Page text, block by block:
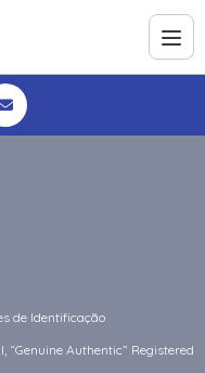
de Identificação
Authentic” Registered